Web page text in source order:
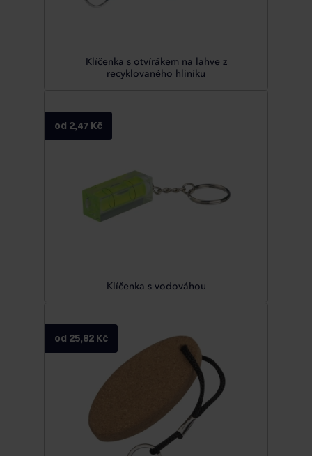
Klíčenka s otvírákem na lahve z
recyklovaného hliníku
od 2,47 Kč
Klíčenka s vodováhou
od 25,82 Kč